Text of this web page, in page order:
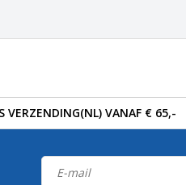
VERZENDING(NL) VANAF € 65,-